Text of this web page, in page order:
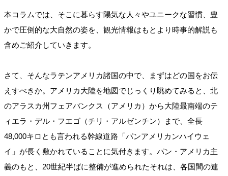
本コラムでは、そこに暮らす陽気な人々やユニークな習慣、豊
かで圧倒的な大自然の姿を、観光情報はもとより時事的解説も
含めご紹介していきます。
さて、そんなラテンアメリカ諸国の中で、まずはどの国をお伝
えすべきか。アメリカ大陸を地図でじっくり眺めてみると、北
のアラスカ州フェアバンクス（アメリカ）から大陸最南端のテ
ィエラ・デル・フエゴ（チリ・アルゼンチン）まで、全長
48,000キロとも言われる幹線道路「パンアメリカンハイウェ
イ」が長く敷かれていることに気付きます。パン・アメリカ主
義のもと、20世紀半ばに整備が進められたそれは、各国間の連